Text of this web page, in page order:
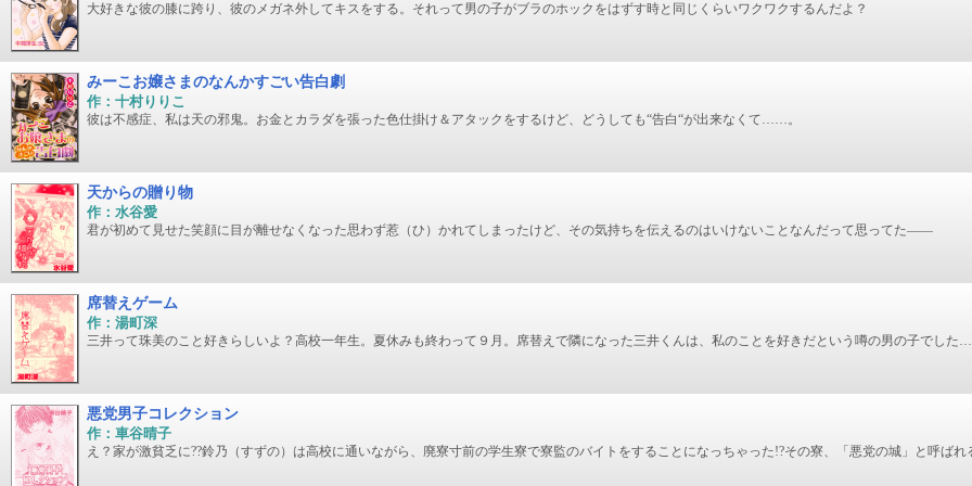
大好きな彼の膝に跨り、彼のメガネ外してキスをする。それって男の子がブラのホックをはずす時と同じくらいワクワクするんだよ？
みーこお嬢さまのなんかすごい告白劇
作：十村りりこ
彼は不感症、私は天の邪鬼。お金とカラダを張った色仕掛け＆アタックをするけど、どうしても“告白“が出来なくて……。
天からの贈り物
作：水谷愛
君が初めて見せた笑顔に目が離せなくなった思わず惹（ひ）かれてしまったけど、その気持ちを伝えるのはいけないことなんだって思ってた――
席替えゲーム
作：湯町深
三井って珠美のこと好きらしいよ？高校一年生。夏休みも終わって９月。席替えで隣になった三井くんは、私のことを好きだという噂の男の子でし
悪党男子コレクション
作：車谷晴子
え？家が激貧乏に??鈴乃（すずの）は高校に通いながら、廃寮寸前の学生寮で寮監のバイトをすることになっちゃった!?その寮、「悪党の城」と呼ば